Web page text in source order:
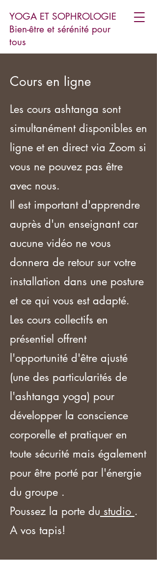
YOGA ET SOPHROLOGIE
Bien-être et sérénité pour
tous
Cours en ligne
Les cours ashtanga sont
simultanément disponibles en
ligne et en direct via Zoom si
vous ne pouvez pas être
avec nous.
Il est important d'apprendre
auprès d'un enseignant car
aucune vidéo ne vous
donnera de retour sur votre
installation dans une posture
et ce qui vous est adapté.
Les cours collectifs en
présentiel offrent
l'opportunité d'être ajusté
(une des particularités de
l'ashtanga yoga) pour
développer la conscience
corporelle et pratiquer en
toute sécurité mais également
pour être porté par l'énergie
du groupe .
Poussez la porte du studio .
A vos tapis!